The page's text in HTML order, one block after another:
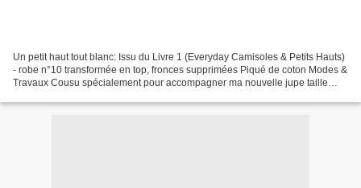
Un petit haut tout blanc: Issu du Livre 1 (Everyday Camisoles & Petits Hauts)
- robe n°10 transformée en top, fronces supprimées Piqué de coton Modes &
Travaux Cousu spécialement pour accompagner ma nouvelle jupe taille